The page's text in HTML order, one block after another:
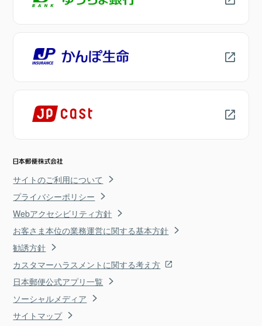
サイトのご利用について
プライバシーポリシー
Webアクセシビリティ方針
お客さま本位の業務運営に関する基本方針
勧誘方針
カスタマーハラスメントに関する考え方
日本郵便公式アプリ一覧
ソーシャルメディア
サイトマップ